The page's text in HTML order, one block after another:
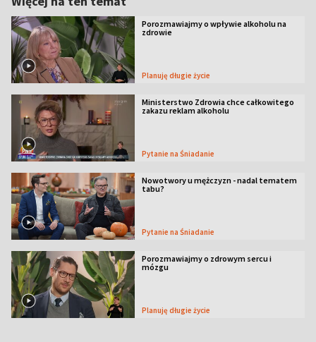
Porozmawiajmy o wpływie alkoholu na
zdrowie
Planuję długie życie
Ministerstwo Zdrowia chce całkowitego
zakazu reklam alkoholu
Pytanie na Śniadanie
Nowotwory u mężczyzn - nadal tematem
tabu?
Pytanie na Śniadanie
Porozmawiajmy o zdrowym sercu i
mózgu
Planuję długie życie